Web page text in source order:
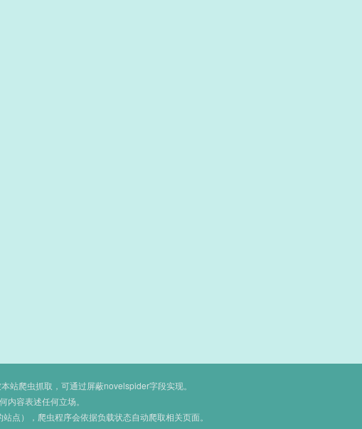
站爬虫抓取，可通过屏蔽novelspider字段实现。
容表述任何立场。
点），爬虫程序会依据负载状态自动爬取相关页面。